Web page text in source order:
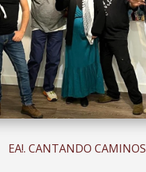
EA!. CANTANDO CAMINOS